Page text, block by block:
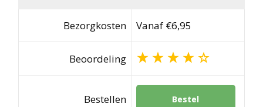
Bezorgkosten Vanaf €6,95
Beoordeling
Bestellen Bestel